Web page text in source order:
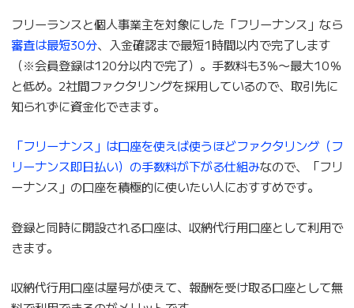
フリーランスと個人事業主を対象にした「フリーナンス」なら
審査は最短30分、入金確認まで最短1時間以内で完了します
（※会員登録は120分以内で完了）。手数料も3％〜最大10％
と低め。2社間ファクタリングを採用しているので、取引先に
知られずに資金化できます。
「フリーナンス」は口座を使えば使うほどファクタリング（フ
リーナンス即日払い）の手数料が下がる仕組みなので、「フリ
ーナンス」の口座を積極的に使いたい人におすすめです。
登録と同時に開設される口座は、収納代行用口座として利用で
きます。
収納代行用口座は屋号が使えて、報酬を受け取る口座として無